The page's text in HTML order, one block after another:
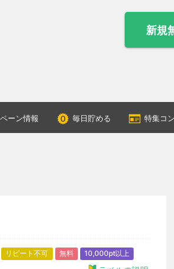
新規
ーン情報 毎日貯める 特集コ
リピート不可 無料 10,000pt以上